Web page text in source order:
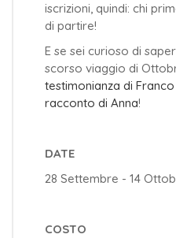
iscrizioni, quindi: chi
di partire!
E se sei curioso di
scorso viaggio di
testimonianza di Franco
racconto di Anna!
DATE
28 Settembre - 14
COSTO